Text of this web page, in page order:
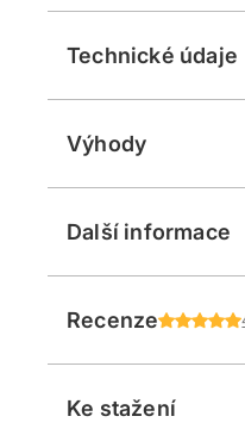
Technické údaje
Výhody
Další informace
Recenze
Ke stažení